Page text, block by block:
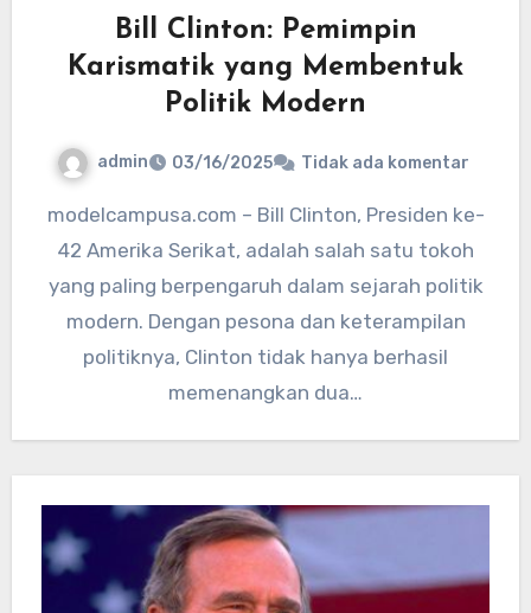
Bill Clinton: Pemimpin
Karismatik yang Membentuk
Politik Modern
admin 03/16/2025 Tidak ada komentar
modelcampusa.com – Bill Clinton, Presiden ke-
42 Amerika Serikat, adalah salah satu tokoh
yang paling berpengaruh dalam sejarah politik
modern. Dengan pesona dan keterampilan
politiknya, Clinton tidak hanya berhasil
memenangkan dua…